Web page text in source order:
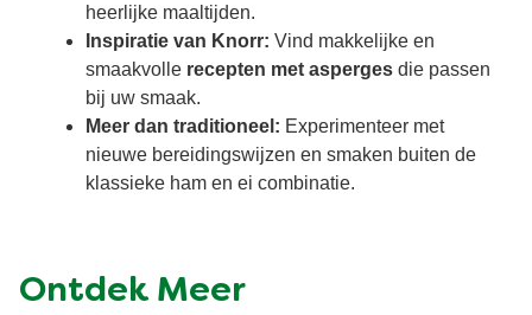
heerlijke maaltijden.
Inspiratie van Knorr: Vind makkelijke en
smaakvolle recepten met asperges die passen
bij uw smaak.
Meer dan traditioneel: Experimenteer met
nieuwe bereidingswijzen en smaken buiten de
klassieke ham en ei combinatie.
Ontdek Meer